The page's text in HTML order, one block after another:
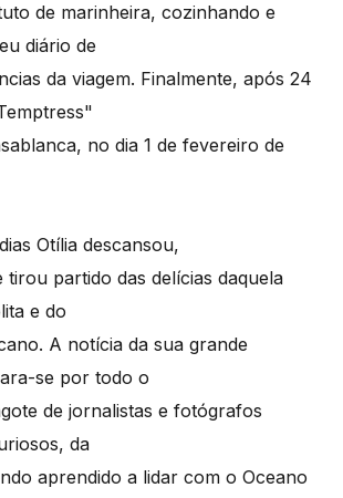
de marinheira, cozinhando e
diário de
da viagem. Finalmente, após 24
no dia 1 de fevereiro de
Otília descansou,
tirou partido das delícias daquela
e do
A notícia da sua grande
se por todo o
de jornalistas e fotógrafos
da
aprendido a lidar com o Oceano